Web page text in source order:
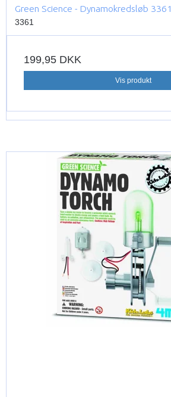
Green Science - Dynamokredsløb 3361
3361
199,95 DKK
Vis produkt